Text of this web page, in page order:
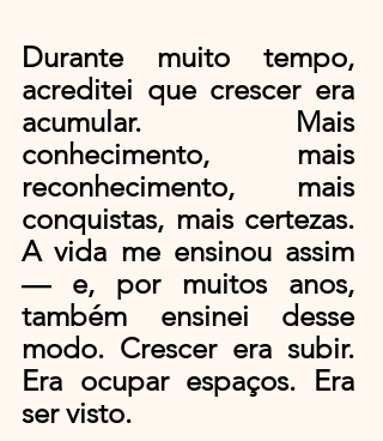
Durante muito tempo,
acreditei que crescer era
acumular. Mais
conhecimento, mais
reconhecimento, mais
conquistas, mais certezas.
A vida me ensinou assim
— e, por muitos anos,
também ensinei desse
modo. Crescer era subir.
Era ocupar espaços. Era
ser visto.